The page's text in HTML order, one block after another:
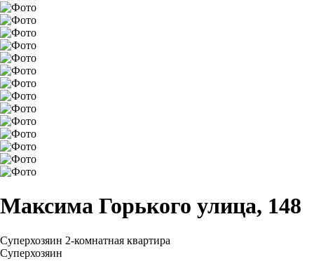
Максима Горького улица, 148
Суперхозяин 2-комнатная квартира
Суперхозяин